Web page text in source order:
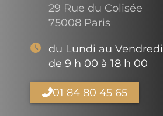
29 Rue du Colisée
75008 Paris
du Lundi au Vendredi
de 9 h 00 à 18 h 00
01 84 80 45 65